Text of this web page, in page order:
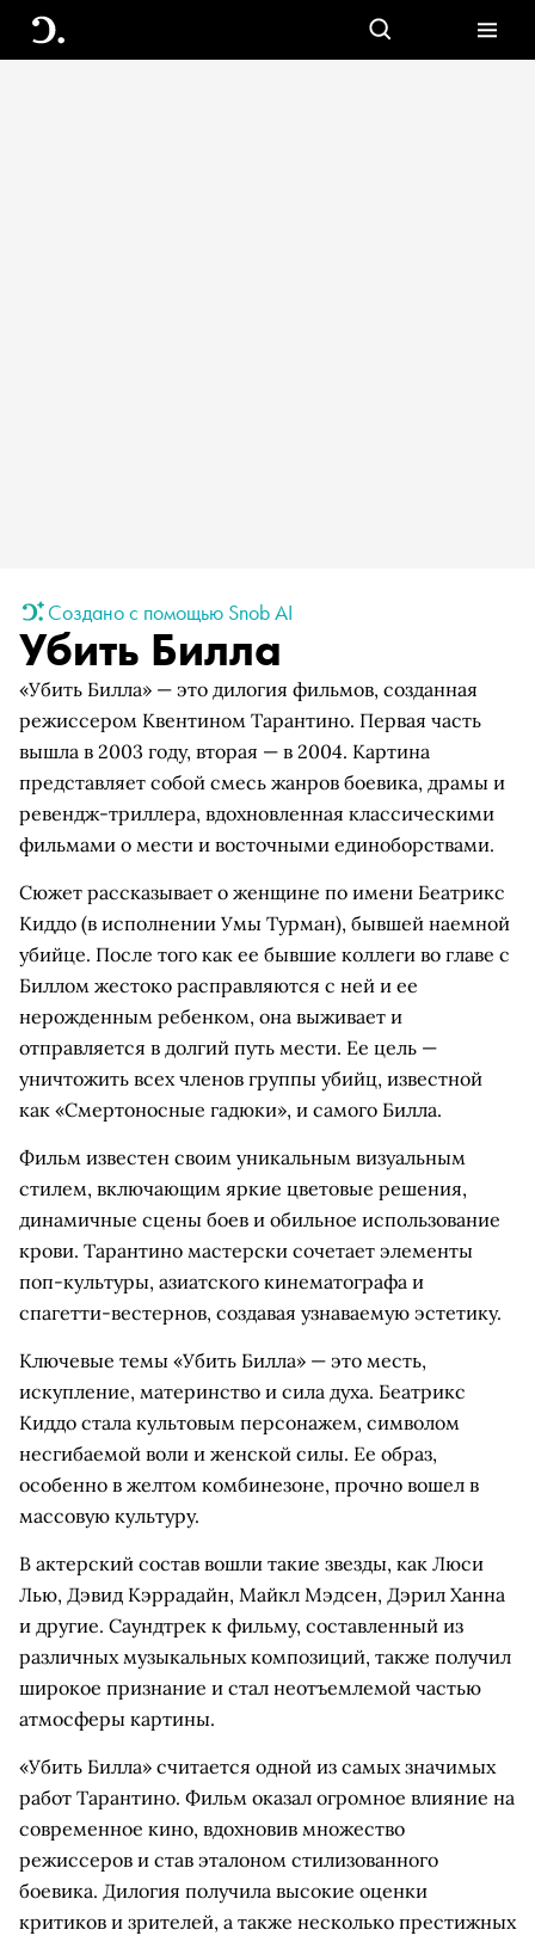
Создано с помощью Snob AI
Убить Билла
«Убить Билла» — это дилогия фильмов, созданная
режиссером Квентином Тарантино. Первая часть
вышла в 2003 году, вторая — в 2004. Картина
представляет собой смесь жанров боевика, драмы и
ревендж-триллера, вдохновленная классическими
фильмами о мести и восточными единоборствами.
Сюжет рассказывает о женщине по имени Беатрикс
Киддо (в исполнении Умы Турман), бывшей наемной
убийце. После того как ее бывшие коллеги во главе с
Биллом жестоко расправляются с ней и ее
нерожденным ребенком, она выживает и
отправляется в долгий путь мести. Ее цель —
уничтожить всех членов группы убийц, известной
как «Смертоносные гадюки», и самого Билла.
Фильм известен своим уникальным визуальным
стилем, включающим яркие цветовые решения,
динамичные сцены боев и обильное использование
крови. Тарантино мастерски сочетает элементы
поп-культуры, азиатского кинематографа и
спагетти-вестернов, создавая узнаваемую эстетику.
Ключевые темы «Убить Билла» — это месть,
искупление, материнство и сила духа. Беатрикс
Киддо стала культовым персонажем, символом
несгибаемой воли и женской силы. Ее образ,
особенно в желтом комбинезоне, прочно вошел в
массовую культуру.
В актерский состав вошли такие звезды, как Люси
Лью, Дэвид Кэррадайн, Майкл Мэдсен, Дэрил Ханна
и другие. Саундтрек к фильму, составленный из
различных музыкальных композиций, также получил
широкое признание и стал неотъемлемой частью
атмосферы картины.
«Убить Билла» считается одной из самых значимых
работ Тарантино. Фильм оказал огромное влияние на
современное кино, вдохновив множество
режиссеров и став эталоном стилизованного
боевика. Дилогия получила высокие оценки
критиков и зрителей, а также несколько престижных